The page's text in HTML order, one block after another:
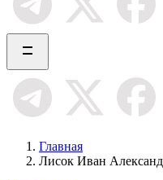
Главная
Лисок Иван